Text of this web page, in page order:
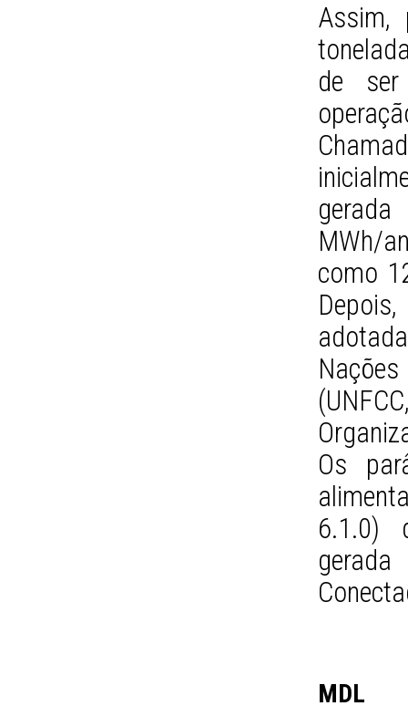
Assim,
de
MWh/
como
Os
6.1.0)
MDL